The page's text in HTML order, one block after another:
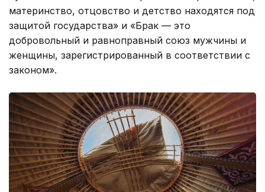
материнство, отцовство и детство находятся под
защитой государства» и «Брак — это
добровольный и равноправный союз мужчины и
женщины, зарегистрированный в соответствии с
законом».